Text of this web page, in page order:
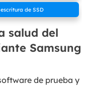
de SSD
salud del
Samsung
de prueba y